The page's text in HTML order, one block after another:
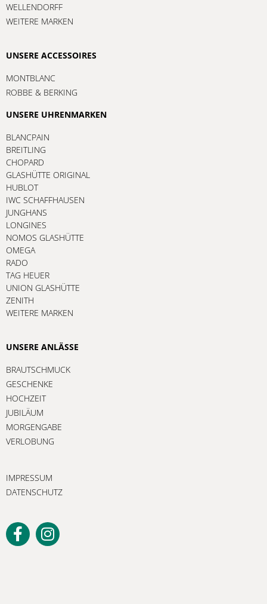
WELLENDORFF
WEITERE MARKEN
UNSERE ACCESSOIRES
MONTBLANC
ROBBE & BERKING
UNSERE UHRENMARKEN
BLANCPAIN
BREITLING
CHOPARD
GLASHÜTTE ORIGINAL
HUBLOT
IWC SCHAFFHAUSEN
JUNGHANS
LONGINES
NOMOS GLASHÜTTE
OMEGA
RADO
TAG HEUER
UNION GLASHÜTTE
ZENITH
WEITERE MARKEN
UNSERE ANLÄSSE
BRAUTSCHMUCK
GESCHENKE
HOCHZEIT
JUBILÄUM
MORGENGABE
VERLOBUNG
IMPRESSUM
DATENSCHUTZ